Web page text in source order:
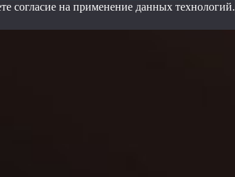
согласие на применение данных технологий.